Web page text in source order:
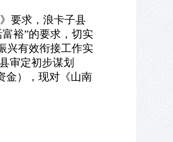
要求，浪卡子县
裕”的要求，切实
兴有效衔接工作实
审定初步谋划
金），现对《山南